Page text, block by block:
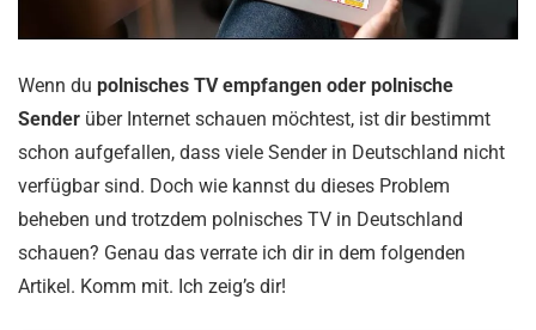
Wenn du polnisches TV empfangen oder polnische
Sender über Internet schauen möchtest, ist dir bestimmt
schon aufgefallen, dass viele Sender in Deutschland nicht
verfügbar sind. Doch wie kannst du dieses Problem
beheben und trotzdem polnisches TV in Deutschland
schauen? Genau das verrate ich dir in dem folgenden
Artikel. Komm mit. Ich zeig’s dir!